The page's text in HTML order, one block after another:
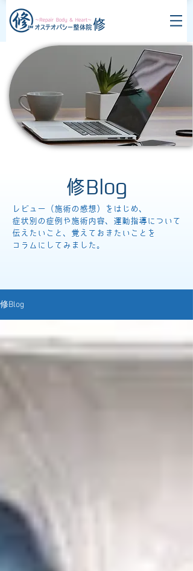
修Blog
レビュー（施術の感想）をはじめ、
症状別の症例や施術内容、運動指導について
伝えたいこと、覚えておきたいことを
コラムにしてみました。
修Blog